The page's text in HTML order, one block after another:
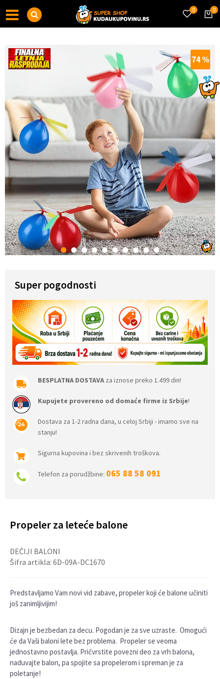
0
0
1 2 3 4 5 6 7 8 9 10
74%
Super pogodnosti
BESPLATNA DOSTAVA za iznose preko 1.499 din!
Kupujete provereno od domaće firme iz Srbije!
Dostava za 1-2 radna dana, u celoj Srbiji - imamo sve na
stanju!
Sigurna kupovina i bez skrivenih troškova.
Telefon za porudžbine: 065 88 58 091
Propeler za leteće balone
DEČIJI BALONI
Šifra artikla: 6D-09A-DC1670
Predstavljamo Vam novi vid zabave, propeler koji će balone učiniti
još zanimljivijim!
Dizajn je bezbedan za decu. Pogodan je za sve uzraste. Omogući
će da Vaši baloni lete bez problema. Propeler se veoma
jednostavno postavlja. Pričvrstite povezni deo za vrh balona,
naduvajte balon, pa spojite sa propelerom i spreman je za
poletanje!